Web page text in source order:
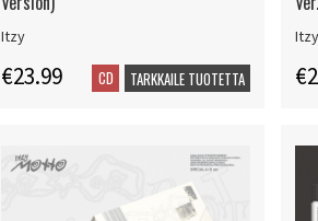
Itzy
€23.99 CD TARKKAILE TUOTETTA
Itzy